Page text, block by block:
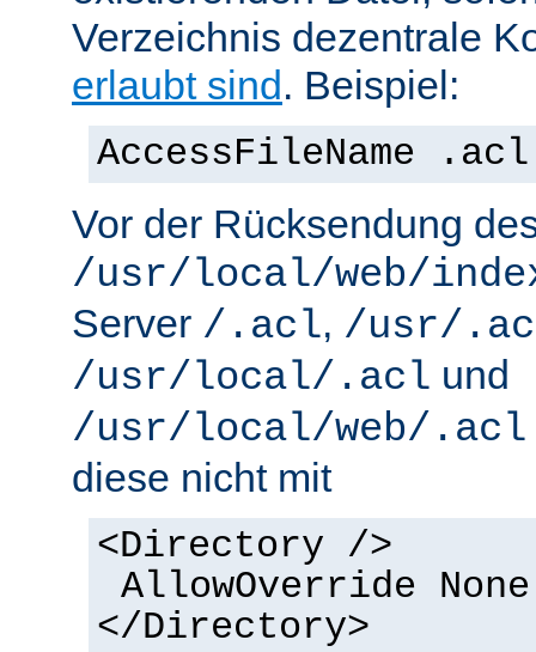
Verzeichnis dezentrale
erlaubt sind . Beispiel:
AccessFileName .acl
Vor der Rücksendung
/usr/local/web/
Server /.acl, /usr/
/usr/local/.acl und
/usr/local/web/.acl
diese nicht mit
<Directory />
AllowOverride None
</Directory>